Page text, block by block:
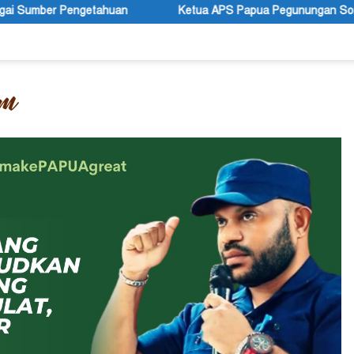
Ketua APS Papua Pegunungan Sonni Lokobal: Kalau Mau